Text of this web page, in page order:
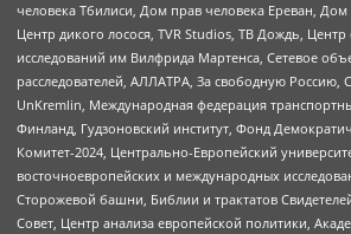
человека Тбилиси, Дом прав человека Ереван,
Центр дикого лосося, TVR Studios, ТВ Дождь, Центр
исследований им Вилфрида Мартенса, Сетевое
расследователей, АЛЛАТРА, За свободную Россию,
UnKremlin, Международная федерация
Финланд, Гудзоновский институт, Фонд
Комитет-2024, Центрально-Европейский
восточноевропейских и международных
Сторожевой башни, Библии и трактатов
Совет, Центр анализа европейской политики,